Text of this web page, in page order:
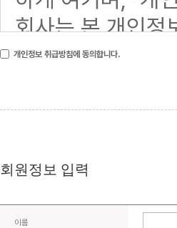
개인정보 취급방침에 동의합니다.
회원정보 입력
이름